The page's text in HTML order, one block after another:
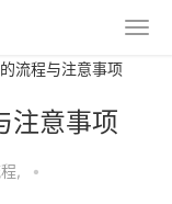
流程与注意事项
注意事项
, •